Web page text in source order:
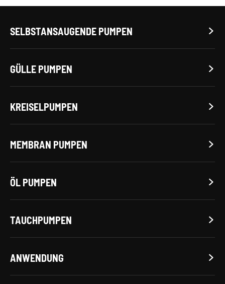
SELBSTANSAUGENDE PUMPEN 
GÜLLE PUMPEN 
KREISELPUMPEN 
MEMBRAN PUMPEN 
ÖL PUMPEN 
TAUCHPUMPEN 
ANWENDUNG 